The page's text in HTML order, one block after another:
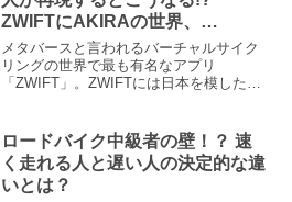
ZWIFTにAKIRAの世界、
「Neokyo」現る
メタバースと言われるバーチャルサイク
リングの世界で最も有名なアプリ
「ZWIFT」。ZWIFTには日本を模した仮
ップが登場。その名も「Neokyo」。日本
人にはどこか懐かしく、AKIRAやブレー
ドランナーを思い起こさせるネオン街の
仮想空間Neokyoをご紹介します。
ロードバイク中級者の壁！？ 速
く走れる人と遅い人の決定的な違
いとは？